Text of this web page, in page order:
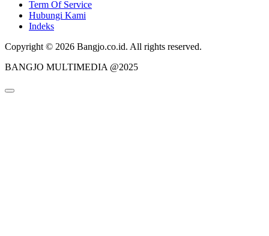
Term Of Service
Hubungi Kami
Indeks
Copyright © 2026 Bangjo.co.id. All rights reserved.
BANGJO MULTIMEDIA @2025